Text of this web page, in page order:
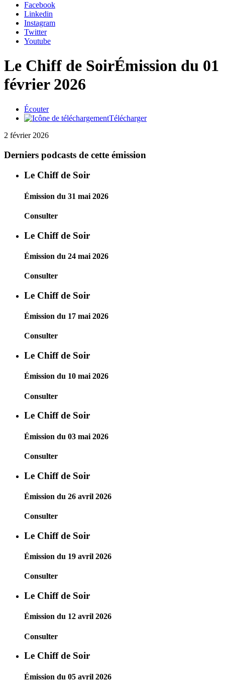
Facebook
Linkedin
Instagram
Twitter
Youtube
Le Chiff de SoirÉmission du 01
février 2026
Écouter
Télécharger
2 février 2026
Derniers podcasts de cette émission
Le Chiff de Soir
Émission du 31 mai 2026
Consulter
Le Chiff de Soir
Émission du 24 mai 2026
Consulter
Le Chiff de Soir
Émission du 17 mai 2026
Consulter
Le Chiff de Soir
Émission du 10 mai 2026
Consulter
Le Chiff de Soir
Émission du 03 mai 2026
Consulter
Le Chiff de Soir
Émission du 26 avril 2026
Consulter
Le Chiff de Soir
Émission du 19 avril 2026
Consulter
Le Chiff de Soir
Émission du 12 avril 2026
Consulter
Le Chiff de Soir
Émission du 05 avril 2026